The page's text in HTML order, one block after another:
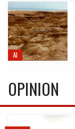
AI
OPINION